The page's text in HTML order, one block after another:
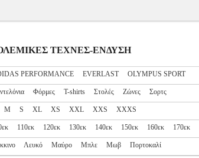
ΠΟΛΕΜΙΚΕΣ ΤΕΧΝΕΣ-ΕΝΔΥΣΗ
PERFORMANCE EVERLAST OLYMPUS SPORT
Φόρμες T-shirts Στολές Ζώνες Σορτς
M S XL XS XXL XXS XXXS
110εκ 120εκ 130εκ 140εκ 150εκ 160εκ 170εκ
Λευκό Μαύρο Μπλε Μωβ Πορτοκαλί